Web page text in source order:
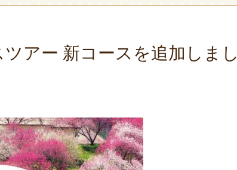
アー 新コースを追加しまし